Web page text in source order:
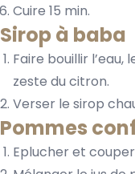
Cuire 15 min.
Sirop à baba
Faire bouillir l’eau,
zeste du citron.
Verser le sirop
Pommes
Eplucher et